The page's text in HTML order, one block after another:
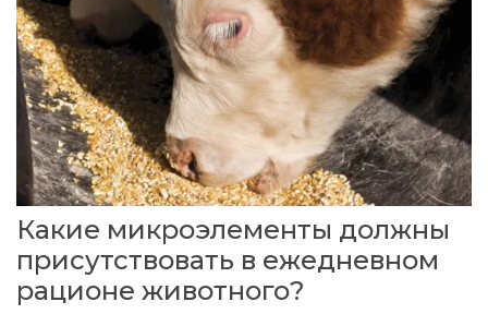
Какие микроэлементы должны
присутствовать в ежедневном
рационе животного?